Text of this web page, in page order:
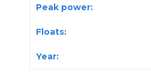
Peak power:
Floats:
Year: